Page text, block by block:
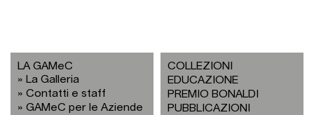
LA GAMeC
La Galleria
Contatti e staff
GAMeC per le Aziende
COLLEZIONI
EDUCAZIONE
PREMIO BONALDI
PUBBLICAZIONI